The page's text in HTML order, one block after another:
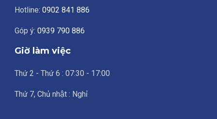
Hotline: 0902 841 886
Góp ý: 0939 790 886
Giờ làm việc
Thứ 2 - Thứ 6 : 07:30 - 17:00
Thứ 7, Chủ nhật : Nghỉ